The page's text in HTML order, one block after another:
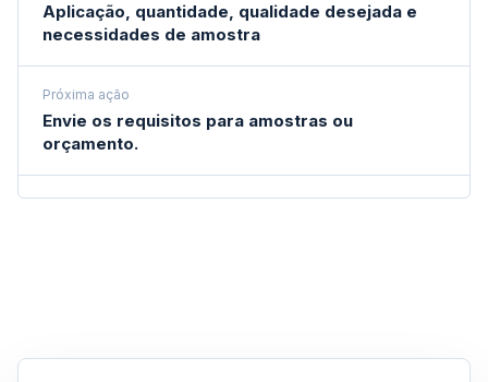
Aplicação, quantidade, qualidade desejada e
necessidades de amostra
Próxima ação
Envie os requisitos para amostras ou
orçamento.